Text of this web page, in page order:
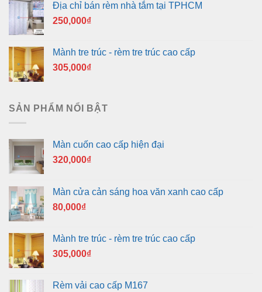
Địa chỉ bán rèm nhà tắm tại TPHCM
250,000₫
Mành tre trúc - rèm tre trúc cao cấp
305,000₫
SẢN PHẨM NỔI BẬT
Màn cuốn cao cấp hiện đại
320,000₫
Màn cửa cản sáng hoa văn xanh cao cấp
80,000₫
Mành tre trúc - rèm tre trúc cao cấp
305,000₫
Rèm vải cao cấp M167